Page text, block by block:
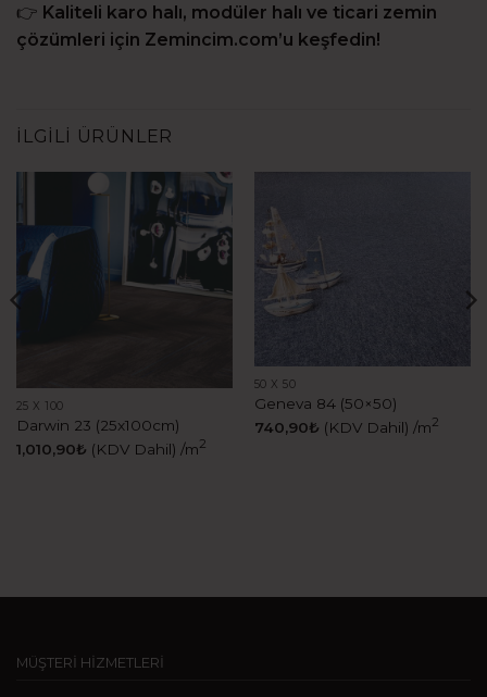
👉 Kaliteli karo halı, modüler halı ve ticari zemin
çözümleri için Zemincim.com’u keşfedin!
İLGILI ÜRÜNLER
25 X 100
Darwin 23 (25x100cm)
1,010,90₺ (KDV Dahil) /m2
50 X 50
Geneva 84 (50×50)
740,90₺ (KDV Dahil) /m2
MÜŞTERİ HİZMETLERİ